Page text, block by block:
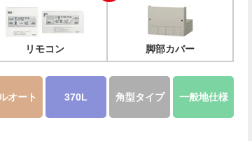
リモコン 脚部カバー
オート 370L 角型タイプ 一般地仕様